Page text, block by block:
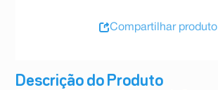
Descrição do Produto
Compartilhar produto